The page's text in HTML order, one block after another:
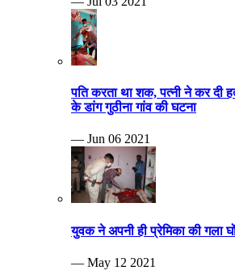
पति करता था शक, पत्नी ने कर दी
के डांग गुठीना गांव की घटना
— Jun 06 2021
युवक ने अपनी ही प्रेमिका की गला
— May 12 2021